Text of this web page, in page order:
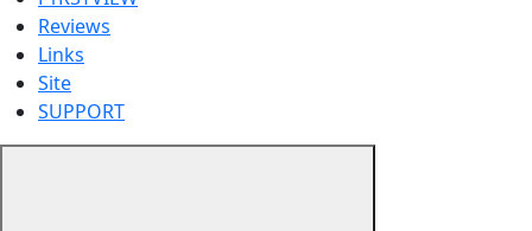
Reviews
Links
Site
SUPPORT